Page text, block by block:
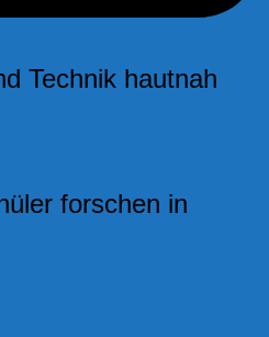
Technik hautnah
forschen in